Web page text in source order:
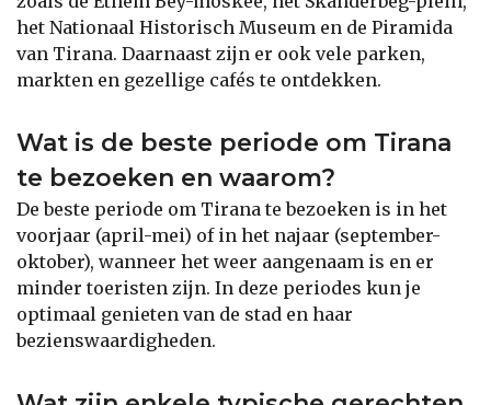
het Nationaal Historisch Museum en de Piramida
van Tirana. Daarnaast zijn er ook vele parken,
markten en gezellige cafés te ontdekken.
Wat is de beste periode om Tirana
te bezoeken en waarom?
De beste periode om Tirana te bezoeken is in het
voorjaar (april-mei) of in het najaar (september-
oktober), wanneer het weer aangenaam is en er
minder toeristen zijn. In deze periodes kun je
optimaal genieten van de stad en haar
bezienswaardigheden.